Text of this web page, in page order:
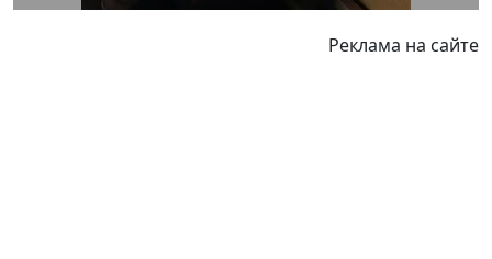
Реклама на сайте